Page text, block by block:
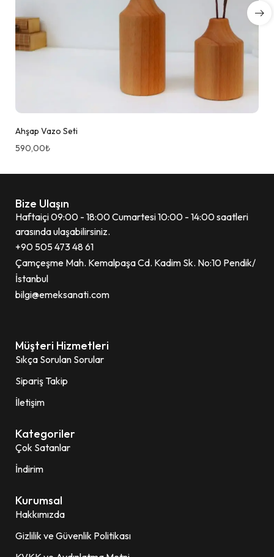
Ahşap Vazo Seti
590,00₺
Bize Ulaşın
Haftaiçi 09:00 - 18:00 Cumartesi 10:00 - 14:00 saatleri
arasında ulaşabilirsiniz.
+90 505 473 48 61
Çamçeşme Mah. Kemalpaşa Cd. Kadim Sk. No:10 Pendik/
İstanbul
bilgi@emeksanati.com
Müşteri Hizmetleri
Sıkça Sorulan Sorular
Sipariş Takip
İletişim
Kategoriler
Çok Satanlar
İndirim
Kurumsal
Hakkımızda
Gizlilik ve Güvenlik Politikası